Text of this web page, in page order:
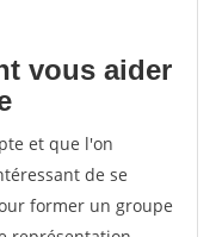
vous aider
et que l'on
de se
former un groupe